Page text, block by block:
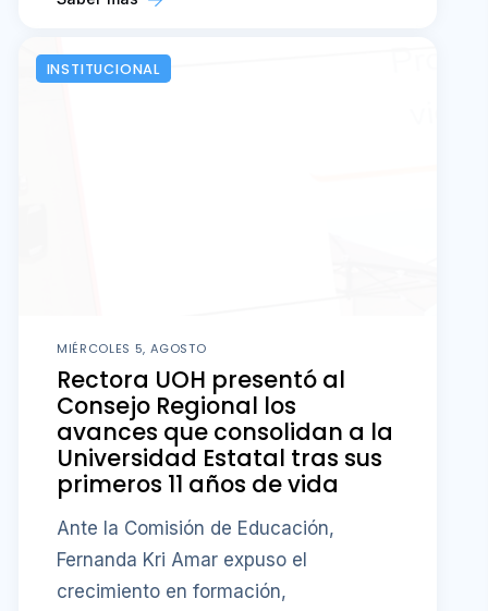
INSTITUCIONAL
MIÉRCOLES 5, AGOSTO
Rectora UOH presentó al
Consejo Regional los
avances que consolidan a la
Universidad Estatal tras sus
primeros 11 años de vida
Ante la Comisión de Educación,
Fernanda Kri Amar expuso el
crecimiento en formación,